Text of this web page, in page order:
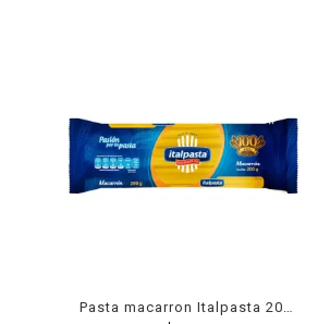
Pasta macarron Italpasta 200